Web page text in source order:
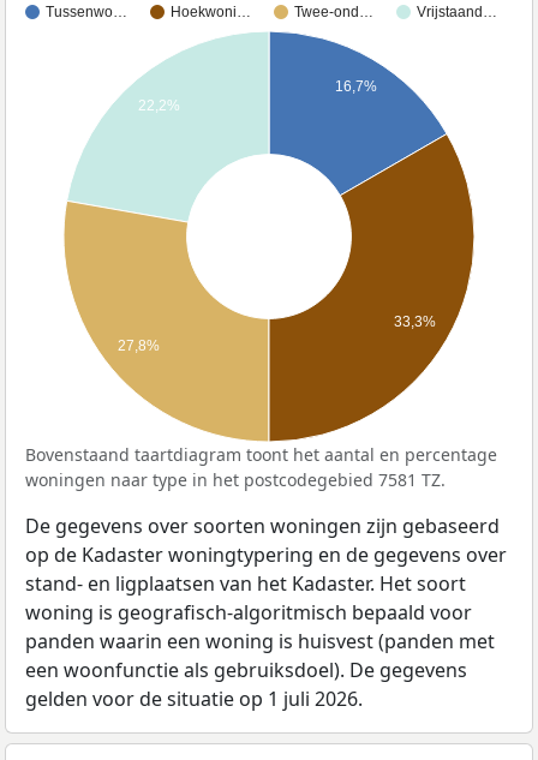
Tussenwo… Hoekwoni… Twee-ond… Vrijstaand…
16,7%
22,2%
27,8%
33,3%
Bovenstaand taartdiagram toont het aantal en percentage
woningen naar type in het postcodegebied 7581 TZ.
De gegevens over soorten woningen zijn gebaseerd
op de Kadaster woningtypering en de gegevens over
stand- en ligplaatsen van het Kadaster. Het soort
woning is geografisch-algoritmisch bepaald voor
panden waarin een woning is huisvest (panden met
een woonfunctie als gebruiksdoel). De gegevens
gelden voor de situatie op 1 juli 2026.